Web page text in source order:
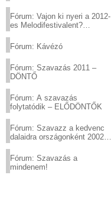
Fórum: Vajon ki nyeri a 2012-
es Melodifestivalent?
Fórum: Kávézó
Fórum: Szavazás 2011 –
DÖNTŐ
Fórum: A szavazás
folytatódik – ELŐDÖNTŐK
Fórum: Szavazz a kedvenc
dalaidra országonként 2002
Fórum: Szavazás a
mindenem!